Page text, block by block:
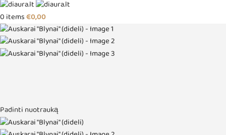
0 items€0,00
Padinti nuotrauką